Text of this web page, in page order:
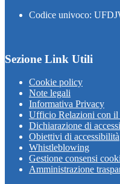
Codice univoco:
Sezione Link Utili
Cookie policy
Note legali
Informativa Privacy
Ufficio Relazioni con il
Dichiarazione di
Obiettivi di accessibilità
Whistleblowing
Gestione consensi
Amministrazione